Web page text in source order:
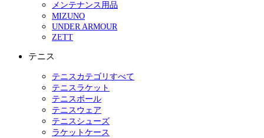
メンテナンス用品
MIZUNO
UNDER ARMOUR
ZETT
テニス
テニスカテゴリすべて
テニスラケット
テニスボール
テニスウェア
テニスシューズ
ラケットケース